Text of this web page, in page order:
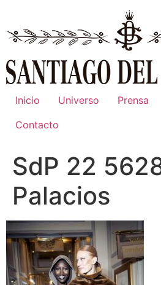
contenido
Inicio Universo Prensa
Contacto
SdP 22
Palacios